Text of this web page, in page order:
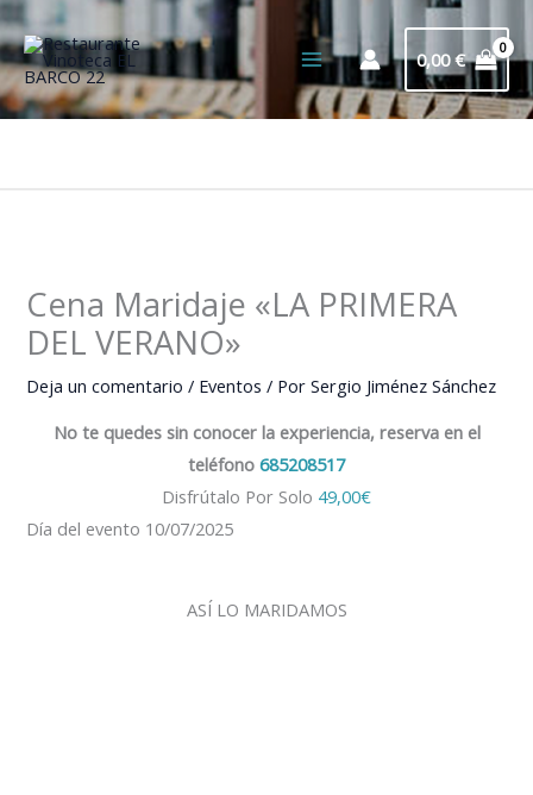
al
contenido
0,00€
Cena Maridaje «LA PRIMERA
DEL VERANO»
Deja un comentario / Eventos / PorSergio Jiménez Sánchez
No te quedes sin conocer la experiencia, reserva en el
teléfono 685208517
Disfrútalo Por Solo 49,00€
Día del evento 10/07/2025
ASÍ LO MARIDAMOS